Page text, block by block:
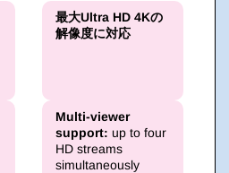
最大Ultra HD 4Kの
解像度に対応
Multi-viewer
support: up to four
HD streams
simultaneously